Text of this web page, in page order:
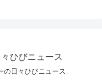
ひびニュース
の日々ひびニュース